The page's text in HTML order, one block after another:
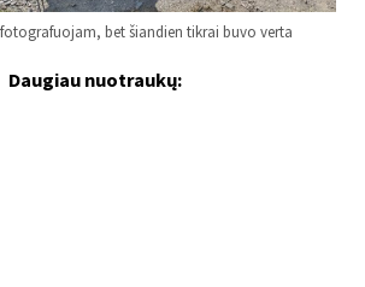
bet šiandien tikrai buvo verta
Daugiau nuotraukų: